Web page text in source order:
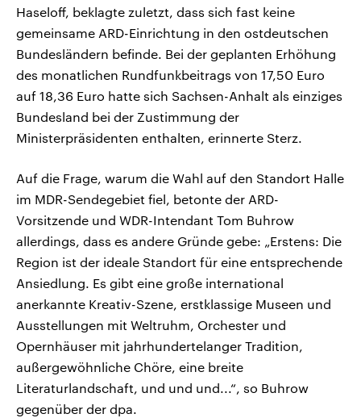
Haseloff, beklagte zuletzt, dass sich fast keine
gemeinsame ARD-Einrichtung in den ostdeutschen
Bundesländern befinde. Bei der geplanten Erhöhung
des monatlichen Rundfunkbeitrags von 17,50 Euro
auf 18,36 Euro hatte sich Sachsen-Anhalt als einziges
Bundesland bei der Zustimmung der
Ministerpräsidenten enthalten, erinnerte Sterz.
Auf die Frage, warum die Wahl auf den Standort Halle
im MDR-Sendegebiet fiel, betonte der ARD-
Vorsitzende und WDR-Intendant Tom Buhrow
allerdings, dass es andere Gründe gebe: „Erstens: Die
Region ist der ideale Standort für eine entsprechende
Ansiedlung. Es gibt eine große international
anerkannte Kreativ-Szene, erstklassige Museen und
Ausstellungen mit Weltruhm, Orchester und
Opernhäuser mit jahrhundertelanger Tradition,
außergewöhnliche Chöre, eine breite
Literaturlandschaft, und und und...“, so Buhrow
gegenüber der dpa.